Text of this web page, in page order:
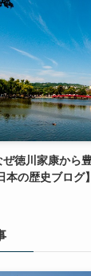
徳川家康から
本の歴史ブログ】